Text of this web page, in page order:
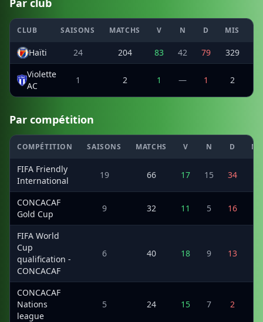
Par club
CLUB SAISONS MATCHS V N D MIS
Haïti 24 204 83 42 79 329
Violette
AC
1 2 1 — 1 2
Par compétition
COMPÉTITION SAISONS MATCHS V N D
FIFA Friendly
International
19 66 17 15 34
CONCACAF
Gold Cup
9 32 11 5 16
FIFA World
Cup
qualification -
CONCACAF
6 40 18 9 13
CONCACAF
Nations
league
5 24 15 7 2